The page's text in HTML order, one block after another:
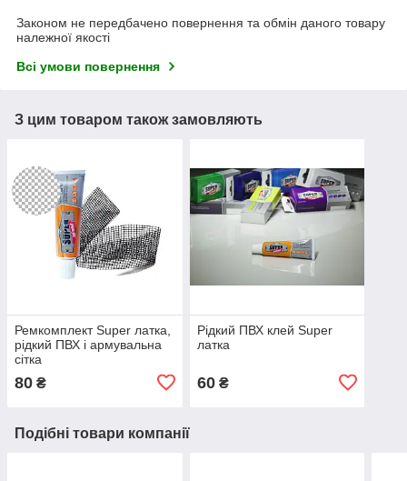
Законом не передбачено повернення та обмін даного товару
належної якості
Всі умови повернення
З цим товаром також замовляють
Ремкомплект Super латка,
рідкий ПВХ і армувальна
сітка
80 ₴
Рідкий ПВХ клей Super
латка
60₴
Подібні товари компанії